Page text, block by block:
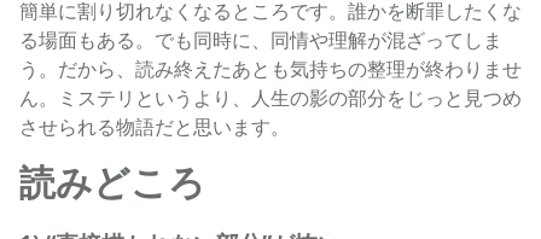
簡単に割り切れなくなるところです。誰かを断罪したくな
る場面もある。でも同時に、同情や理解が混ざってしま
う。だから、読み終えたあとも気持ちの整理が終わりませ
ん。ミステリというより、人生の影の部分をじっと見つめ
させられる物語だと思います。
読みどころ